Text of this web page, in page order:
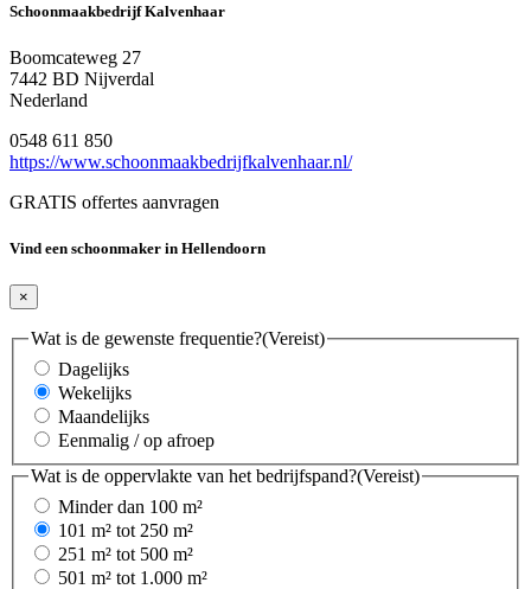
Schoonmaakbedrijf Kalvenhaar
Boomcateweg 27
7442 BD Nijverdal
Nederland
0548 611 850
https://www.schoonmaakbedrijfkalvenhaar.nl/
GRATIS offertes aanvragen
Vind een schoonmaker in Hellendoorn
×
Wat is de gewenste frequentie?(Vereist)
Dagelijks
Wekelijks
Maandelijks
Eenmalig / op afroep
Wat is de oppervlakte van het bedrijfspand?(Vereist)
Minder dan 100 m²
101 m² tot 250 m²
251 m² tot 500 m²
501 m² tot 1.000 m²